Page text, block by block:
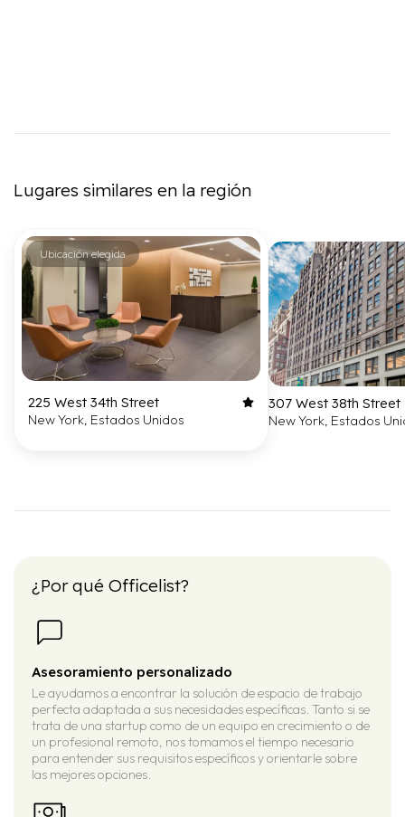
Lugares similares en la región
Ubicación elegida
225 West 34th Street
New York, Estados Unidos
307 West 38th Street
New York, Estados
¿Por qué Officelist?
Asesoramiento personalizado
Le ayudamos a encontrar la solución de espacio de trabajo
perfecta adaptada a sus necesidades específicas. Tanto si se
trata de una startup como de un equipo en crecimiento o de
un profesional remoto, nos tomamos el tiempo necesario
para entender sus requisitos específicos y orientarle sobre
las mejores opciones.